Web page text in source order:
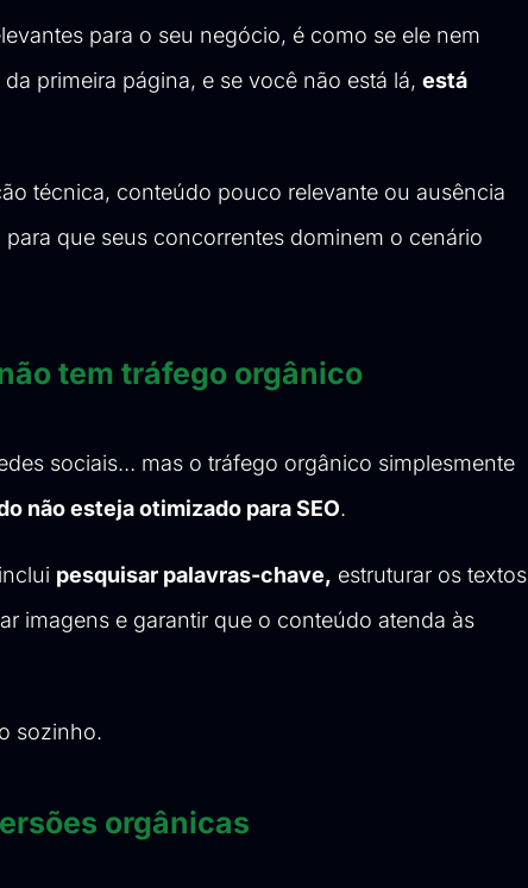
para o seu negócio, é como se ele nem
primeira página, e se você não está lá, está
técnica, conteúdo pouco relevante ou ausência
que seus concorrentes dominem o cenário
tem tráfego orgânico
sociais… mas o tráfego orgânico simplesmente
não esteja otimizado para SEO.
pesquisar palavras-chave, estruturar os textos
imagens e garantir que o conteúdo atenda às
sozinho.
orgânicas